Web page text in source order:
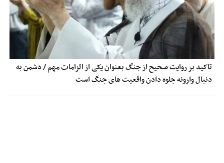
تاکید بر روایت صحیح از جنگ بعنوان یکی از الزامات مهم / دشمن به
دنبال وارونه جلوه دادن واقعیت های جنگ است